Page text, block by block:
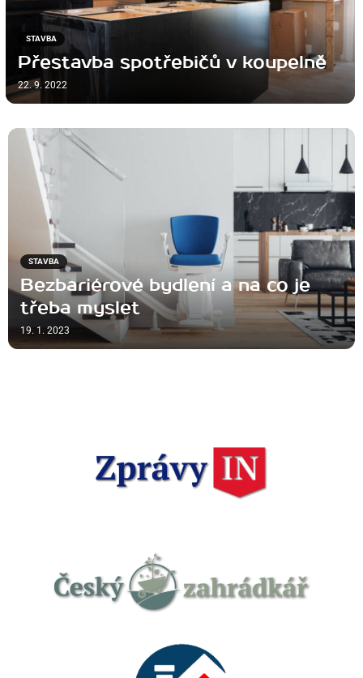
STAVBA
Přestavba spotřebičů v koupelně
22. 9. 2022
STAVBA
Bezbariérové bydlení a na co je
třeba myslet
19. 1. 2023